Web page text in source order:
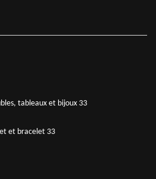
tableaux et bijoux 33
et bracelet 33